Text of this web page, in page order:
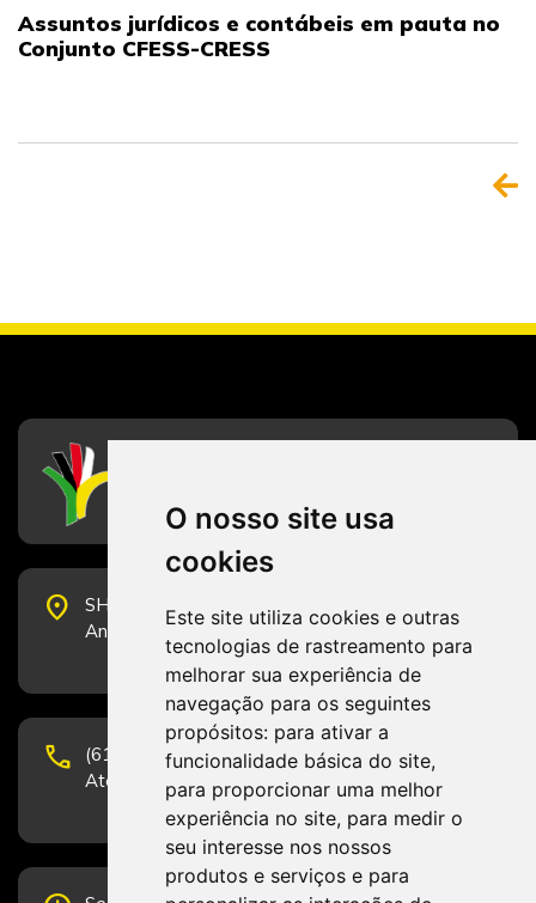
O nosso site usa
cookies
Este site utiliza cookies e outras
tecnologias de rastreamento para
melhorar sua experiência de
navegação para os seguintes
propósitos: para ativar a
funcionalidade básica do site,
para proporcionar uma melhor
experiência no site, para medir o
seu interesse nos nossos
produtos e serviços e para
Assuntos jurídicos e contábeis em pauta no
Conjunto CFESS-CRESS
place
SHS Quadra 6, Bloco E, Complexo Brasil 21, 20º
Andar, Sala 2001 - CEP 70322-915 - Brasília/DF
phone
(61) 3223-1652 e (61) 98131-3801.
Atendimento por telefone em horário comercial